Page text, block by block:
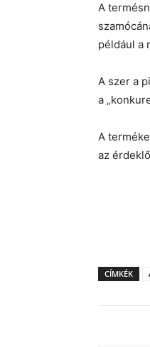
A
például a
A szer a
a
A
az
CÍMKÉK